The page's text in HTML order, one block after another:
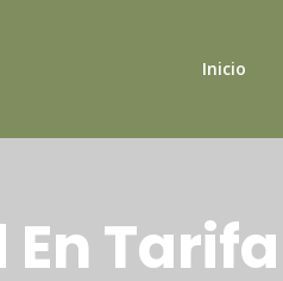
Inicio
Tarifa